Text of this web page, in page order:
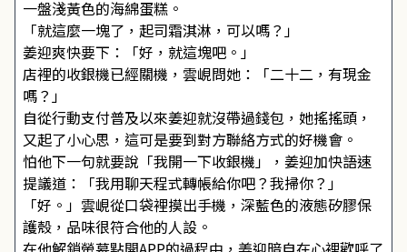
一盤淺黃色的海綿蛋糕。
「就這麼一塊了，起司霜淇淋，可以嗎？」
姜迎爽快要下：「好，就這塊吧。」
店裡的收銀機已經關機，雲峴問她：「二十二，有現金
嗎？」
自從行動支付普及以來姜迎就沒帶過錢包，她搖搖頭，
又起了小心思，這可是要到對方聯絡方式的好機會。
怕他下一句就要說「我開一下收銀機」，姜迎加快語速
提議道：「我用聊天程式轉帳給你吧？我掃你？」
「好。」雲峴從口袋裡摸出手機，深藍色的液態矽膠保
護殼，品味很符合他的人設。